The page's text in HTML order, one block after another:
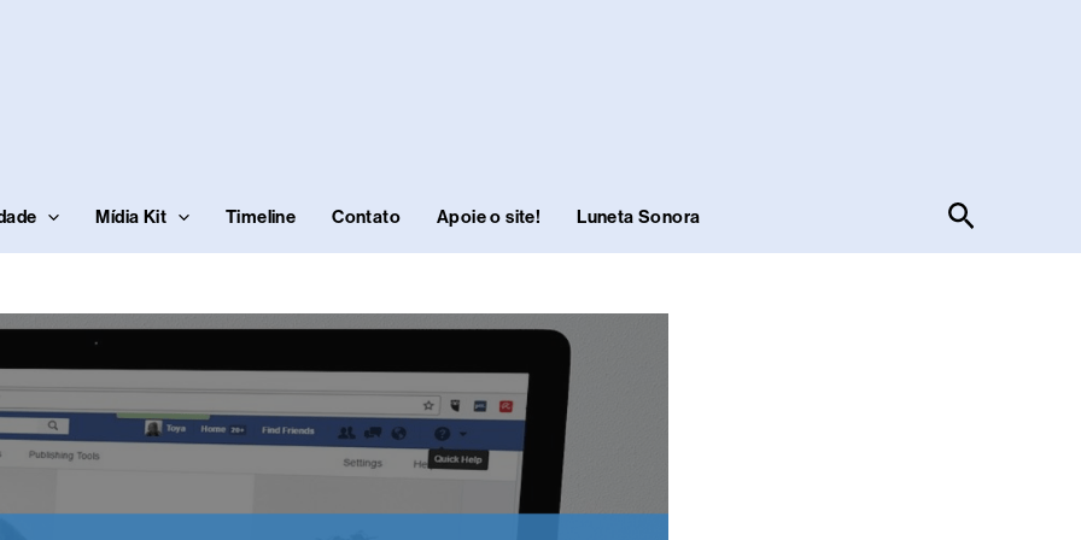
Mídia Kit Timeline Contato Apoie o site! Luneta Sonora Pesquisar